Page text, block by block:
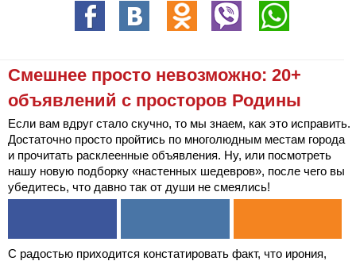
Смешнее просто невозможно: 20+
объявлений с просторов Родины
Если вам вдруг стало скучно, то мы знаем, как это исправить.
Достаточно просто пройтись по многолюдным местам города
и прочитать расклеенные объявления. Ну, или посмотреть
нашу новую подборку «настенных шедевров», после чего вы
убедитесь, что давно так от души не смеялись!
С радостью приходится констатировать факт, что ирония,